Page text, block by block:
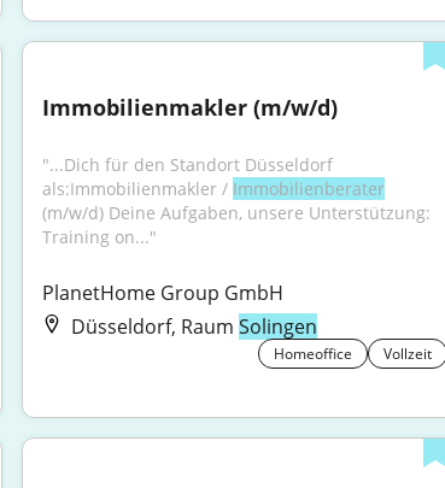
Immobilienmakler (m/w/d)
"...Dich für den Standort Düsseldorf
als:Immobilienmakler / Immobilienberater
(m/w/d) Deine Aufgaben, unsere Unterstützung:
Training on..."
PlanetHome Group GmbH
Düsseldorf, RaumSolingen
Homeoffice Vollzeit